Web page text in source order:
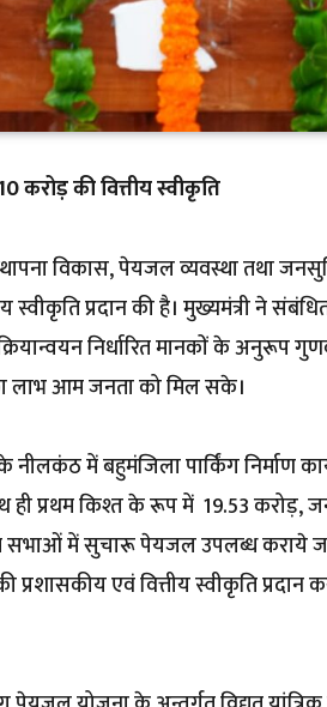
करोड़ की वित्तीय स्वीकृति
विकास, पेयजल व्यवस्था तथा
प्रदान की है। मुख्यमंत्री ने
निर्धारित मानकों के अनुरूप
लाभ आम जनता को मिल सके।
में बहुमंजिला पार्किंग निर्माण
ही प्रथम किश्त के रूप में ₹ 19.53 करोड़,
सभाओं में सुचारू पेयजल उपलब्ध कराये
प्रशासकीय एवं वित्तीय स्वीकृति प्रदान